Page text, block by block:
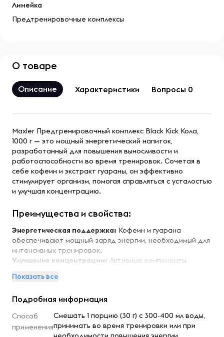
Линейка
Предтренировочные комплексы
О товаре
Описание Характеристики Вопросы 0
Maxler Предтренировочный комплекс Black Kick Кола,
1000 г — это мощный энергетический напиток,
разработанный для повышения выносливости и
работоспособности во время тренировок. Сочетая в
себе кофеин и экстракт гуараны, он эффективно
стимулирует организм, помогая справляться с усталостью
и улучшая концентрацию.
Преимущества и свойства:
Энергетическая поддержка: Кофеин и гуарана
обеспечивают мощный заряд энергии, необходимый для
интенсивных тренировок.
Улучшение концентрации: Активные компоненты
особенно важно при выполнении сложных упражнений.
составе помогают поддерживать оптимальное
Особенности:
Показать все
Подробная информация
Способ
применения
Смешать 1 порцию (30 г) с 300-400 мл воды,
принимать во время тренировки или при